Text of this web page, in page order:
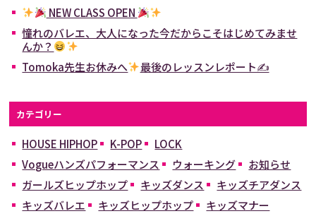
NEW CLASS OPEN
憧れのバレエ、大人になった今だからこそはじめてみませ
んか？
Tomoka先生お休みへ
最後のレッスンレポート✍
カテゴリー
HOUSE HIPHOP K-POP
LOCK
Vogueハンズパフォーマンス
ウォーキング
お知らせ
ガールズヒップホップ
キッズダンス
キッズチアダンス
キッズバレエ
キッズヒップホップ
キッズマナー